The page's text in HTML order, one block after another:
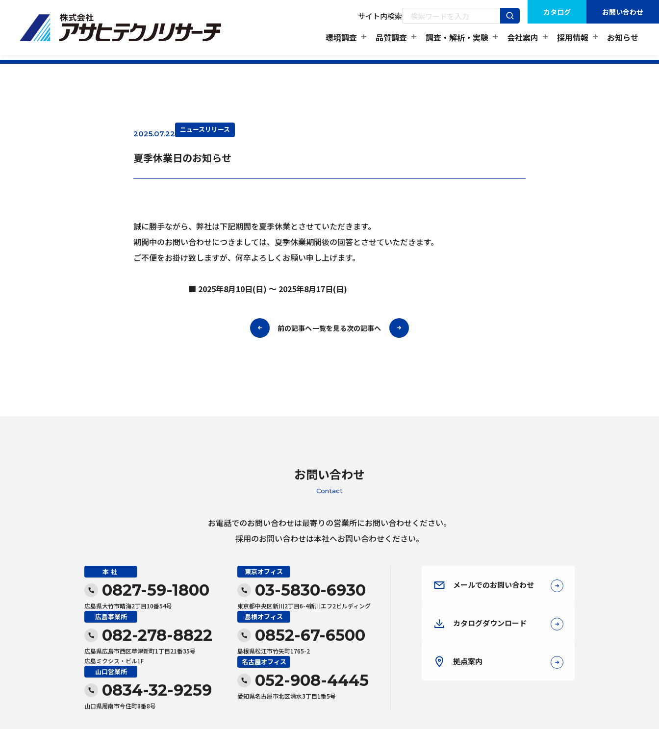
サイト内検索 カタログ お問い合わせ
環境調査 品質調査 調査・解析・実験 会社案内 採用情報 お知らせ
2025.07.22 ニュースリリース
夏季休業日のお知らせ
誠に勝手ながら、弊社は下記期間を夏季休業とさせていただきます。
期間中のお問い合わせにつきましては、夏季休業期間後の回答とさせていただきます。
ご不便をお掛け致しますが、何卒よろしくお願い申し上げます。
■ 2025年8月10日(日) ～ 2025年8月17日(日)
前の記事へ一覧を見る次の記事へ
お問い合わせ
Contact
お電話でのお問い合わせは最寄りの営業所にお問い合わせください。
採用のお問い合わせは本社へお問い合わせください。
本社
0827-59-1800
広島県大竹市晴海2丁目10番54号
広島事業所
082-278-8822
広島県広島市西区草津新町1丁目21番35号
広島ミクシス・ビル1F
山口営業所
0834-32-9259
山口県周南市今住町8番8号
東京オフィス
03-5830-6930
東京都中央区新川2丁目6-4新川エフ2ビルディング
島根オフィス
0852-67-6500
島根県松江市竹矢町1765-2
名古屋オフィス
052-908-4445
愛知県名古屋市北区清水3丁目1番5号
メールでのお問い合わせ
カタログダウンロード
拠点案内